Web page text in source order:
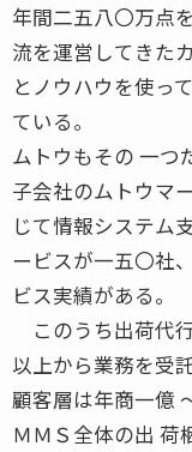
年間二五八〇万点
流を運営してきた
とノウハウを使っ
ている。
ムトウもその 一つ
子会社のムトウマ
じて情報システム
ービスが一五〇社
ビス実績がある。
このうち出荷代
以上から業務を受
顧客層は年商一億
ＭＭＳ全体の出 荷